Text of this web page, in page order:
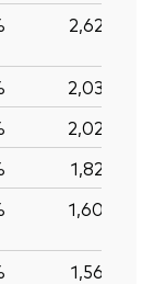
2,62%
2,03%
2,02%
1,82%
1,60%
1,56%